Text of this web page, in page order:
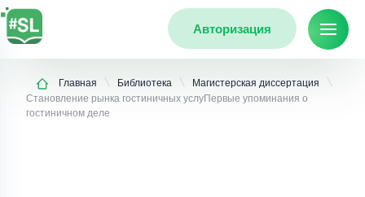
Авторизация
Главная Библиотека
Магистерская диссертация
Становление рынка гостиничных услуПервые упоминания о
гостиничном деле